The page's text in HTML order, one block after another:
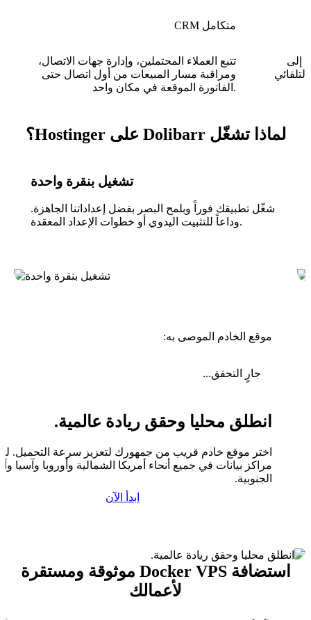
CRM متكامل
تتبع العملاء المحتملين، وإدارة جهات الاتصال،
ومراقبة مسار المبيعات من أول اتصال حتى
الفاتورة الموقعة في مكان واحد.
إلى
لماذا تشغّل Dolibarr على Hostinger؟
تشغيل بنقرة واحدة
شغّل تطبيقك فوراً وبلمح البصر بفضل إعداداتنا الجاهزة.
وداعاً للتثبيت اليدوي أو خطوات الإعداد المعقدة.
موقع الخادم الموصى به:
جارٍ التحقق...
انطلق محليا وحقق ريادة عالمية.
اختر موقع خادم قريب من جمهورك لتعزيز سرعة التحميل.
مراكز بيانات في جميع أنحاء أمريكا الشمالية وأوروبا وآسيا
الجنوبية.
ابدأ الآن
استضافة Docker VPS موثوقة ومستقرة
لأعمالك